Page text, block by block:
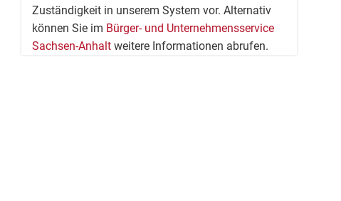
Zuständigkeit in unserem System vor. Alternativ
können Sie im Bürger- und Unternehmensservice
Sachsen-Anhalt weitere Informationen abrufen.